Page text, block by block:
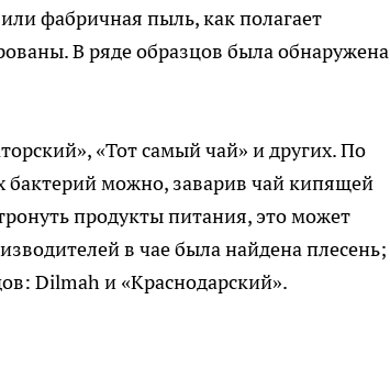
фабричная пыль, как полагает
В ряде образцов была обнаружена
«Тот самый чай» и других. По
бактерий можно, заварив чай кипящей
продукты питания, это может
в чае была найдена плесень;
Dilmah и «Краснодарский».